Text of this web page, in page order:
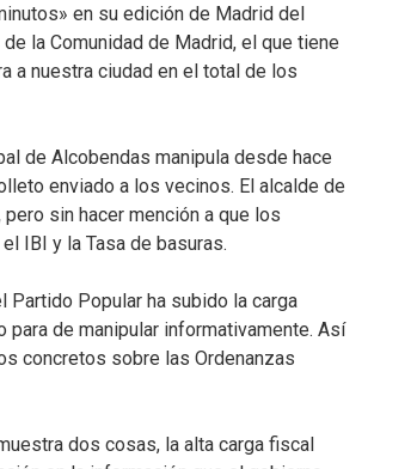
en su edición de Madrid del
la Comunidad de Madrid, el que tiene
a nuestra ciudad en el total de los
de Alcobendas manipula desde hace
enviado a los vecinos. El alcalde de
sin hacer mención a que los
IBI y la Tasa de basuras.
Popular ha subido la carga
de manipular informativamente. Así
concretos sobre las Ordenanzas
dos cosas, la alta carga fiscal